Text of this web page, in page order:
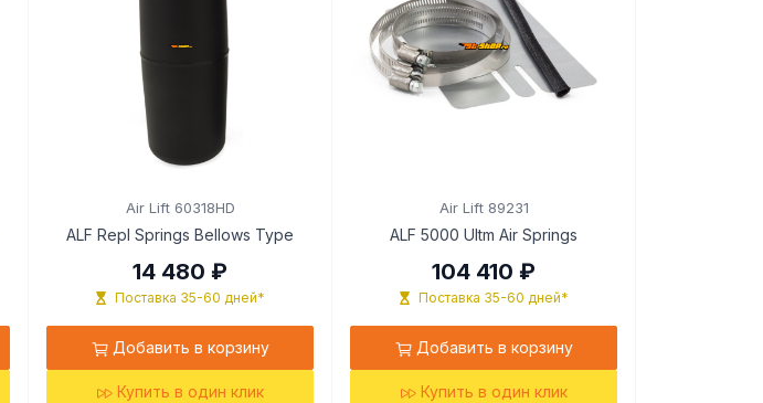
Air Lift 60318HD
ALF Repl Springs Bellows Type
14 480 ₽
Поставка 35-60 дней*
Добавить в корзину
Купить в один клик
Air Lift 89231
ALF 5000 Ultm Air Springs
104 410 ₽
Поставка 35-60 дней*
Добавить в корзину
Купить в один клик